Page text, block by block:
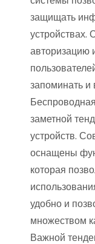
защищать
устройствах.
авторизацию
запоминать
заметной
устройств.
оснащены
которая
удобно и
множеством
Важной